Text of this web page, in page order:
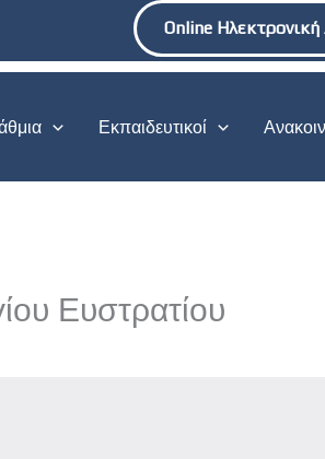
Online
Εκπαιδευτικοί
Ευστρατίου